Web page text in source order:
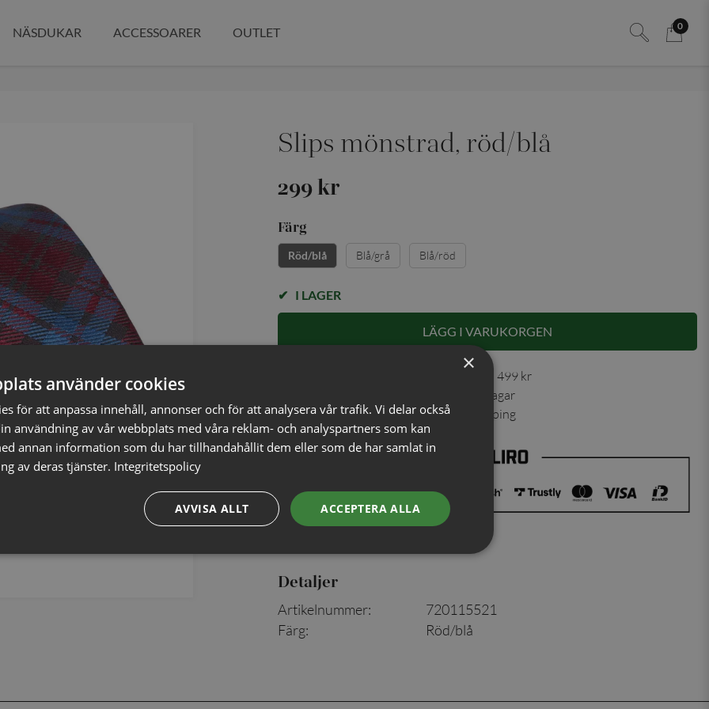
0
NÄSDUKAR ACCESSOARER OUTLET
Slips mönstrad, röd/blå
299 kr
Färg
Röd/blå Blå/grå Blå/röd
I LAGER
LÄGG I VARUKORGEN
✓ Öppet köp i 30 dagar ✓ Fri frakt från 499 kr
✓ Din beställning skickas inom 1-2 vardagar
✓ Snabb leverans från vårt lager i Jönköping
Detaljer
Artikelnummer:
720115521
Färg: Röd/blå
×
använder cookies
för att anpassa innehåll, annonser och för att analysera vår trafik. Vi delar också
användning av vår webbplats med våra reklam- och analyspartners som kan
annan information som du har tillhandahållit dem eller som de har samlat in
av deras tjänster. Integritetspolicy
ACCEPTERA ALLA
AVVISA ALLT